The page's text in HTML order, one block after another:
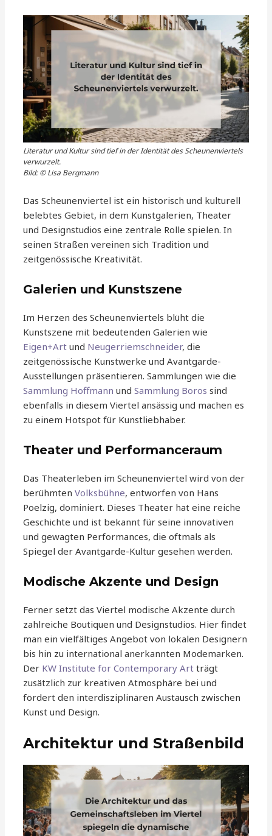
Literatur und Kultur sind tief in der Identität des Scheunenviertels
verwurzelt.
Bild: © Lisa Bergmann
Das Scheunenviertel ist ein historisch und kulturell
belebtes Gebiet, in dem Kunstgalerien, Theater
und Designstudios eine zentrale Rolle spielen. In
seinen Straßen vereinen sich Tradition und
zeitgenössische Kreativität.
Galerien und Kunstszene
Im Herzen des Scheunenviertels blüht die
Kunstszene mit bedeutenden Galerien wie
Eigen+Art und Neugerriemschneider, die
zeitgenössische Kunstwerke und Avantgarde-
Ausstellungen präsentieren. Sammlungen wie die
Sammlung Hoffmann undSammlung Boros sind
ebenfalls in diesem Viertel ansässig und machen es
zu einem Hotspot für Kunstliebhaber.
Theater und Performanceraum
Das Theaterleben im Scheunenviertel wird von der
berühmtenVolksbühne, entworfen von Hans
Poelzig, dominiert. Dieses Theater hat eine reiche
Geschichte und ist bekannt für seine innovativen
und gewagten Performances, die oftmals als
Spiegel der Avantgarde-Kultur gesehen werden.
Modische Akzente und Design
Ferner setzt das Viertel modische Akzente durch
zahlreiche Boutiquen und Designstudios. Hier findet
man ein vielfältiges Angebot von lokalen Designern
bis hin zu international anerkannten Modemarken.
Der KW Institute for Contemporary Art trägt
zusätzlich zur kreativen Atmosphäre bei und
fördert den interdisziplinären Austausch zwischen
Kunst und Design.
Architektur und Straßenbild